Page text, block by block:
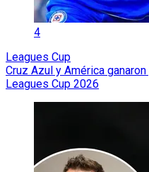
4
Leagues Cup
Cruz Azul y América
Leagues Cup 2026